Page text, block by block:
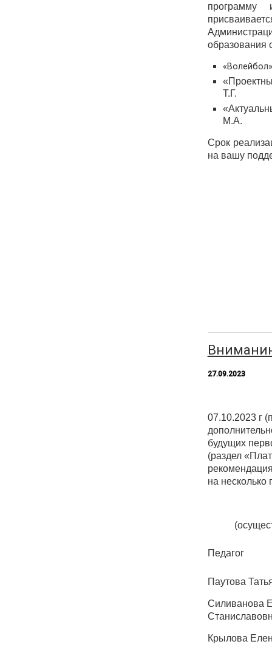
программу
образования
Т.Г.
М.А.
Срок
на вашу
27.09.2023
07.10.2023 г
будущих
(раздел
на несколько
Педагог
Паутова
Силиванова
Крылова